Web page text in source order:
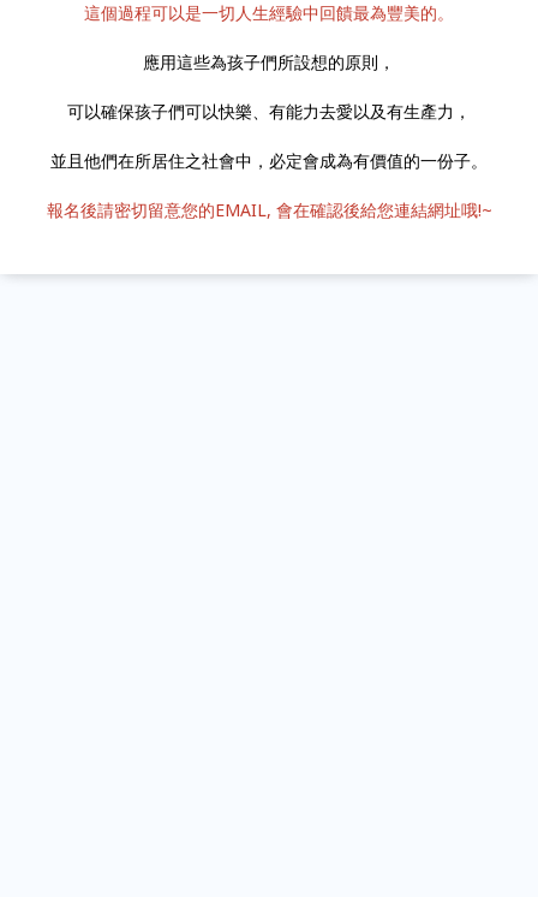
這個過程可以是一切人生經驗中回饋最為豐美的。
應用這些為孩子們所設想的原則，
可以確保孩子們可以快樂、有能力去愛以及有生產力，
並且他們在所居住之社會中，必定會成為有價值的一份子。
報名後請密切留意您的EMAIL, 會在確認後給您連結網址哦!~